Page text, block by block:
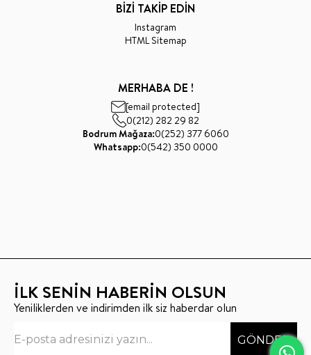
BİZİ TAKİP EDİN
Instagram
HTML Sitemap
MERHABA DE !
[email protected]
0(212) 282 29 82
Bodrum Mağaza:0(252) 377 6060
Whatsapp:0(542) 350 0000
İLK SENİN HABERİN OLSUN
Yeniliklerden ve indirimden ilk siz haberdar olun
GÖNDER